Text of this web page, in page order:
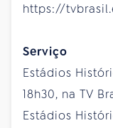
https://
Serviço
Estádios
18h30, na TV
Estádios